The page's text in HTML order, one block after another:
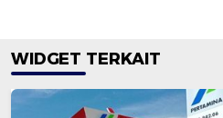
WIDGET TERKAIT